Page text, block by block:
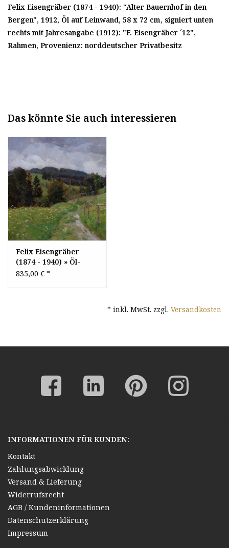
Felix Eisengräber (1874 - 1940): "Alter Bauernhof in den
Bergen", 1912, Öl auf Leinwand, 58 x 72 cm, signiert unten
rechts mit Jahresangabe (1912): "F. Eisengräber ´12",
Rahmen, Provenienz: norddeutscher Privatbesitz
Das könnte Sie auch interessieren
Felix Eisengräber
(1874 - 1940) » Öl-
Gemälde
835,00 € *
* inkl. MwSt. zzgl. Versandkosten
INFORMATIONEN FÜR KUNDEN:
Kontakt
Zahlungsabwicklung
Versand & Lieferung
Widerrufsrecht
AGB / Kundeninformationen
Datenschutzerklärung
Impressum